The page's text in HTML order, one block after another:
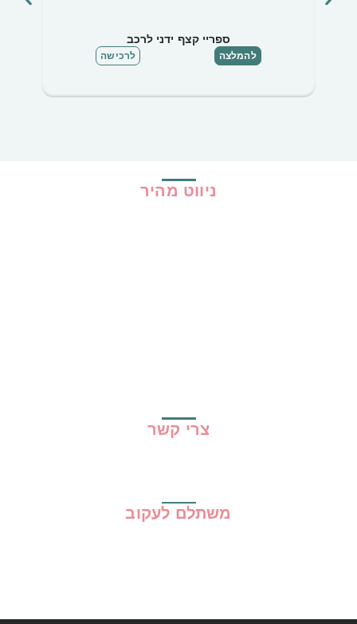
ספריי קצף ידני לרכב
להמלצה לרכישה
ניווט מהיר
צרי קשר
משתלם לעקוב